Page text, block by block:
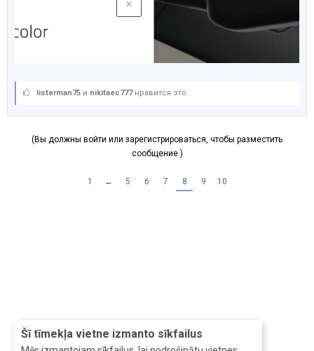
Šī tīmekļa vietne izmanto sīkfailus
listerman75 и nikitaec777нравится это.
(Вы должны войти или зарегистрироваться, чтобы разместить
сообщение.)
1 ← 5 6 7 8 9 10